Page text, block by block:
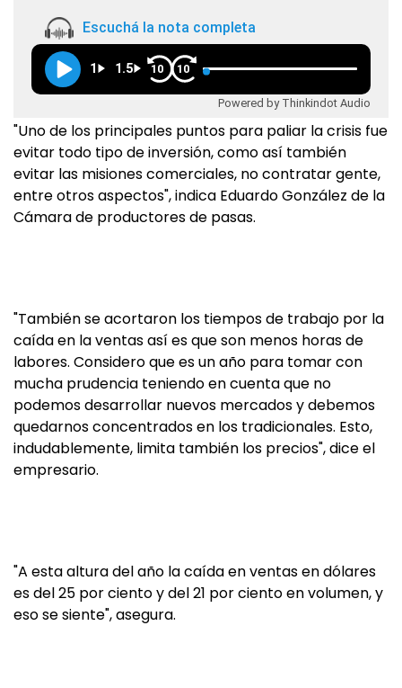
Escuchá la nota completa
1 1.5 10 10
Powered by Thinkindot Audio
"Uno de los principales puntos para paliar la crisis fue
evitar todo tipo de inversión, como así también
evitar las misiones comerciales, no contratar gente,
entre otros aspectos", indica Eduardo González de la
Cámara de productores de pasas.
"También se acortaron los tiempos de trabajo por la
caída en la ventas así es que son menos horas de
labores. Considero que es un año para tomar con
mucha prudencia teniendo en cuenta que no
podemos desarrollar nuevos mercados y debemos
quedarnos concentrados en los tradicionales. Esto,
indudablemente, limita también los precios", dice el
empresario.
"A esta altura del año la caída en ventas en dólares
es del 25 por ciento y del 21 por ciento en volumen, y
eso se siente", asegura.